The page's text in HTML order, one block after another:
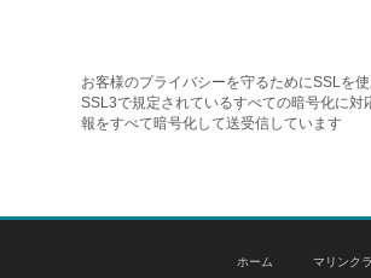
お客様のプライバシーを守るためにSSLを
SSL3で規定されているすべての暗号化に
報をすべて暗号化して送受信しています
ホーム マリンク